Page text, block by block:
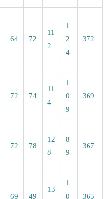
64 72
11
2
1
2
4
372
72 74
11
4
1
0
9
369
72 78
12
8
8
9
367
69 49
13
1
0
365